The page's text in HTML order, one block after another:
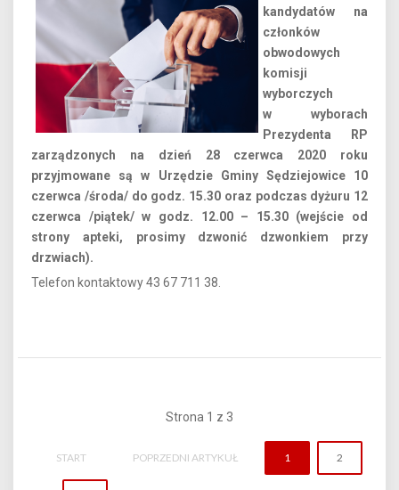
kandydatów na
członków
obwodowych
komisji
wyborczych
w wyborach
Prezydenta RP
zarządzonych na dzień 28 czerwca 2020 roku
przyjmowane są w Urzędzie Gminy Sędziejowice 10
czerwca /środa/ do godz. 15.30 oraz podczas dyżuru 12
czerwca /piątek/ w godz. 12.00 – 15.30 (wejście od
strony apteki, prosimy dzwonić dzwonkiem przy
drzwiach).
Telefon kontaktowy 43 67 711 38.
Strona 1 z 3
START POPRZEDNI ARTYKUŁ 1 2